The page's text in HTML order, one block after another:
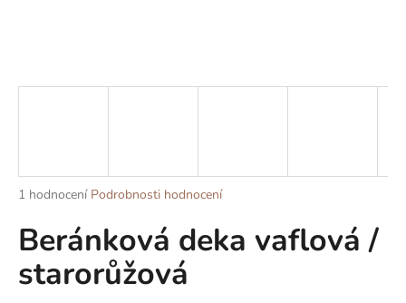
Průměrné
produktu
je
z
1 hodnocení Podrobnosti hodnocení
Beránková deka vaflová /
starorůžová
t
D